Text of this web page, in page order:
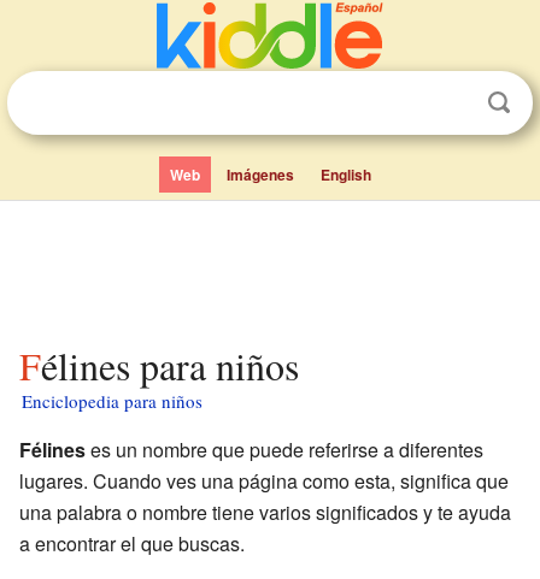
Web Imágenes English
Félines para niños
Enciclopedia para niños
Félineses un nombre que puede referirse a diferentes
lugares. Cuando ves una página como esta, significa que
una palabra o nombre tiene varios significados y te ayuda
a encontrar el que buscas.